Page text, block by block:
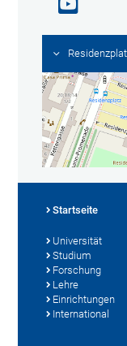
Startseite
Universität
Studium
Forschung
Lehre
Einrichtungen
International